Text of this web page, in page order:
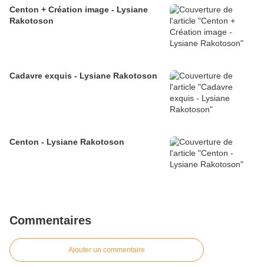
Centon + Création image - Lysiane
Rakotoson
Cadavre exquis - Lysiane Rakotoson
Centon - Lysiane Rakotoson
Commentaires
Ajouter un commentaire